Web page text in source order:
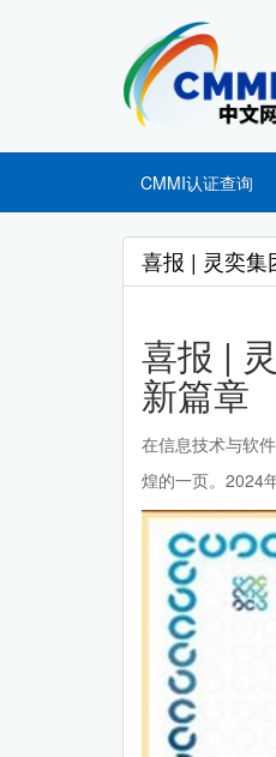
CMMI中文网
CMMI认证查询
喜报 | 灵奕集
喜报 |
新篇章
在信息技术与软
煌的一页。2024